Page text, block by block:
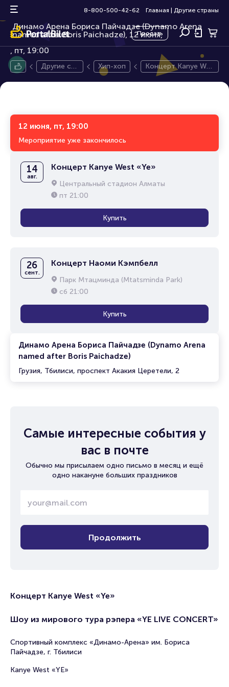
8-800-500-42-62 Главная Другие страны
Продать
Концерт Kanye West «Ye»
Динамо Арена Бориса Пайчадзе (Dynamo Arena
named after Boris Paichadze), 12 июня,
16+
пт, 19:00
Другие ст
Хип-хоп
Концерт Kanye Wes
t «Ye»
12 июня, пт, 19:00
Мероприятие уже закончилось
Динамо Арена Бориса Пайчадзе (Dynamo Arena
named after Boris Paichadze)
Грузия, Тбилиси, проспект Акакия Церетели, 2
14
авг.
Концерт Kanye West «Ye»
Центральный стадион Алматы
пт 21:00
Купить
26
сент.
Концерт Наоми Кэмпбелл
Парк Мтацминда (Mtatsminda Park)
сб 21:00
Купить
Самые интересные события у
вас в почте
Обычно мы присылаем одно письмо в месяц и ещё
одно накануне больших праздников
Продолжить
Концерт Kanye West «Ye»
Шоу из мирового тура рэпера «YE LIVE CONCERT»
Спортивный комплекс «Динамо-Арена» им. Бориса
Пайчадзе, г. Тбилиси
Kanye West «YE»